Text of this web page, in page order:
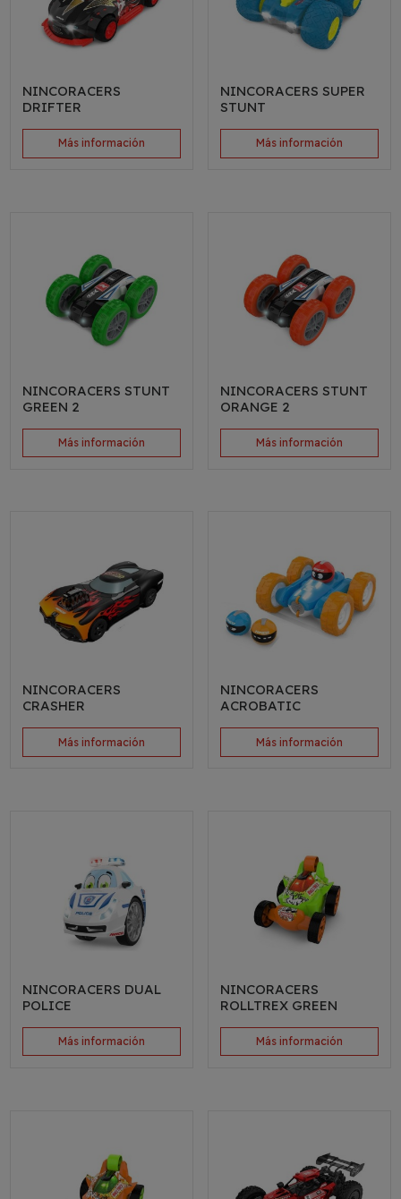
NINCORACERS
DRIFTER
Más información
NINCORACERS SUPER
STUNT
Más información
NINCORACERS STUNT
GREEN 2
Más información
NINCORACERS STUNT
ORANGE 2
Más información
NINCORACERS
CRASHER
Más información
NINCORACERS
ACROBATIC
Más información
NINCORACERS DUAL
POLICE
Más información
NINCORACERS
ROLLTREX GREEN
Más información